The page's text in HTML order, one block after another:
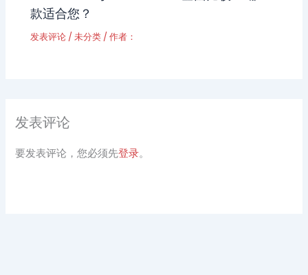
款适合您？
发表评论 /未分类 / 作者：
发表评论
要发表评论，您必须先登录。